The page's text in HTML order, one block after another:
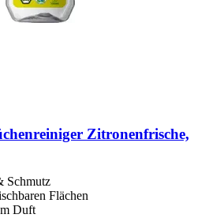
Zitronenfrische,
Schmutz
Flächen
Duft